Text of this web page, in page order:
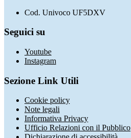
Cod. Univoco UF5DXV
Seguici su
Youtube
Instagram
Sezione Link Utili
Cookie policy
Note legali
Informativa Privacy
Ufficio Relazioni con il Pubblico